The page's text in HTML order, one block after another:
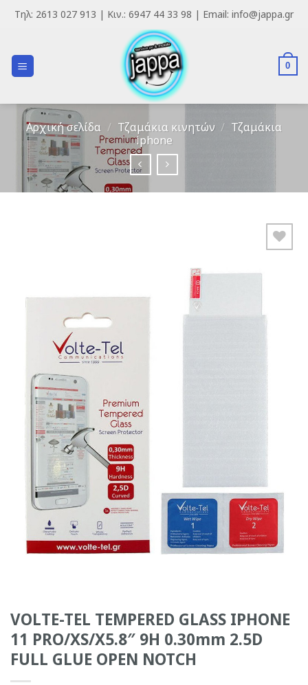
SkipΤηλ: 2613 027 913 | Κιν.: 6947 44 33 98 | Email: info@jappa.gr
0
Αρχική σελίδα / Τζαμάκια κινητών / Τζαμάκια
iphone
VOLTE-TEL TEMPERED GLASS IPHONE
11 PRO/XS/X5.8″ 9H 0.30mm 2.5D
FULL GLUE OPEN NOTCH